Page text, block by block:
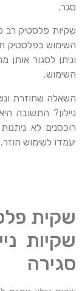
סגר.
שקיות פלסטיק רב
השימוש בפלסטיק
וניתן לסגור אותן
השימוש.
השאלה שחוזרת
ניילון? התשובה
רוכסנים לא
יעמדו לשימוש חוזר.
שקית
שקיות
סגירה